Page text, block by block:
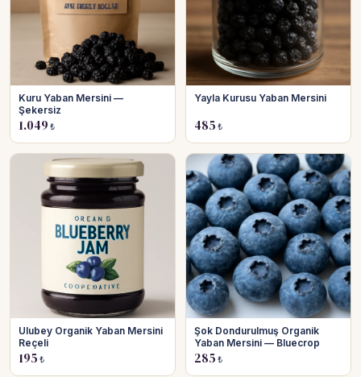
Kuru Yaban Mersini —
Şekersiz
1.049 ₺
Yayla Kurusu Yaban Mersini
485 ₺
Ulubey Organik Yaban Mersini
Reçeli
195 ₺
Şok Dondurulmuş Organik
Yaban Mersini — Bluecrop
285 ₺